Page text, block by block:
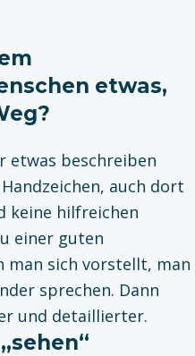
etwas,
etwas beschreiben
auch dort
keine hilfreichen
einer guten
man sich vorstellt, man
sprechen. Dann
und detaillierter.